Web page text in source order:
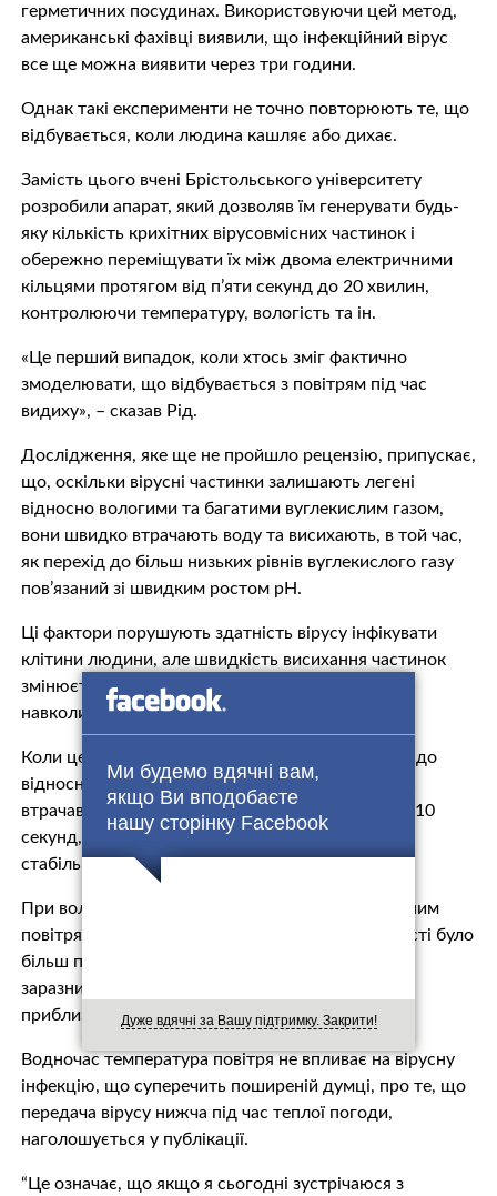
Ми будемо вдячні вам,
якщо Ви вподобаєте
нашу сторінку Facebook
Дуже вдячні за Вашу підтримку. Закрити!
герметичних посудинах. Використовуючи цей метод,
американські фахівці виявили, що інфекційний вірус
все ще можна виявити через три години.
Однак такі експерименти не точно повторюють те, що
відбувається, коли людина кашляє або дихає.
Замість цього вчені Брістольського університету
розробили апарат, який дозволяв їм генерувати будь-
яку кількість крихітних вірусовмісних частинок і
обережно переміщувати їх між двома електричними
кільцями протягом від п’яти секунд до 20 хвилин,
контролюючи температуру, вологість та ін.
«Це перший випадок, коли хтось зміг фактично
змоделювати, що відбувається з повітрям під час
видиху», – сказав Рід.
Дослідження, яке ще не пройшло рецензію, припускає,
що, оскільки вірусні частинки залишають легені
відносно вологими та багатими вуглекислим газом,
вони швидко втрачають воду та висихають, в той час,
як перехід до більш низьких рівнів вуглекислого газу
пов’язаний зі швидким ростом pH.
Ці фактори порушують здатність вірусу інфікувати
клітини людини, але швидкість висихання частинок
змінюється залежно від відносної вологості
навколишнього повітря.
Коли цей показник був нижчим за 50%, подібно до
відносно сухого повітря в багатьох офісах, вірус
втрачав половину своєї інфекційності протягом 10
секунд, після чого спад був повільнішим і
стабільнішим, йдеться у матеріалі.
При вологості 90%, що є приблизно еквівалентним
повітрям у ванній кімнаті, зниження інфекційності було
більш поступовим: 52% частинок залишалися
заразними через 5 хвилин, а через 20 хвилин –
приблизно 10%.
Водночас температура повітря не впливає на вірусну
інфекцію, що суперечить поширеній думці, про те, що
передача вірусу нижча під час теплої погоди,
наголошується у публікації.
“Це означає, що якщо я сьогодні зустрічаюся з